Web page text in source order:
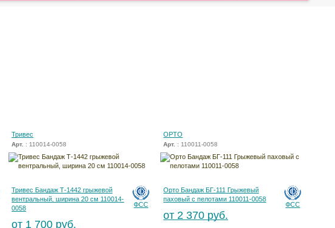
Тривес
Арт. : 110014-0058
ФСС
Тривес Бандаж Т-1442 грыжевой
вентральный, ширина 20 см 110014-
0058
от 1 700 руб.
ОРТО
Арт. : 110011-0058
ФСС
Орто Бандаж БГ-111 Грыжевый
паховый с пелотами 110011-0058
от 2 370 руб.